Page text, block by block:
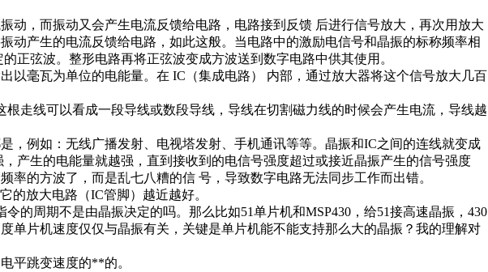
动，而振动又会产生电流反馈给电路，电路接到反馈 后进行信号放大，再次用放大
动产生的电流反馈给电路，如此这般。当电路中的激励电信号和晶振的标称频率相
正弦波。整形电路再将正弦波变成方波送到数字电路中供其使用。
以毫瓦为单位的电能量。在 IC（集成电路） 内部，通过放大器将这个信号放大几百
走线可以看成一段导线或数段导线，导线在切割磁力线的时候会产生电流，导线越
，例如：无线广播发射、电视塔发射、手机通讯等等。晶振和IC之间的连线就变成
产生的电能量就越强，直到接收到的电信号强度超过或接近晶振产生的信号强度
率的方波了，而是乱七八糟的信 号，导致数字电路无法同步工作而出错。
的放大电路（IC管脚）越近越好。
的周期不是由晶振决定的吗。那么比如51单片机和MSP430，给51接高速晶振，430
单片机速度仅仅与晶振有关，关键是单片机能不能支持那么大的晶振？我的理解对
平跳变速度的**的。